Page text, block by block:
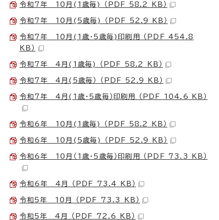
令和7年 10月(1歳毎) （PDF 58.2 KB）
令和7年 10月(5歳毎) （PDF 52.9 KB）
令和7年 10月(1歳・5歳毎)印刷用 （PDF 454.8
KB）
令和7年 4月(1歳毎) （PDF 58.2 KB）
令和7年 4月(5歳毎） （PDF 52.9 KB）
令和7年 4月(1歳・5歳毎）印刷用 （PDF 104.6 KB）
令和6年 10月(1歳毎) （PDF 58.2 KB）
令和6年 10月(5歳毎) （PDF 52.9 KB）
令和6年 10月（1歳・5歳毎）印刷用 （PDF 73.3 KB）
令和6年 4月 （PDF 73.4 KB）
令和5年 10月 （PDF 73.3 KB）
令和5年 4月 （PDF 72.6 KB）